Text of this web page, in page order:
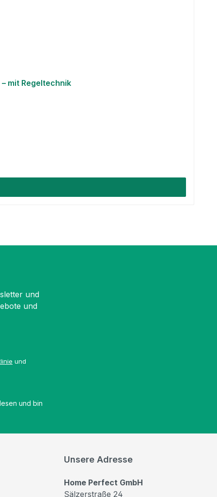
– mit Regeltechnik
und
und
und
und bin
Unsere Adresse
Home Perfect GmbH
Sälzerstraße 24